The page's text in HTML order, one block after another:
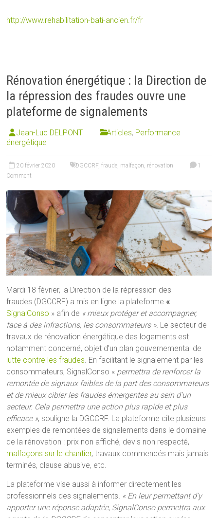
http://www.rehabilitation-bati-ancien.fr/fr
Rénovation énergétique : la Direction de
la répression des fraudes ouvre une
plateforme de signalements
Jean-Luc DELPONT Articles, Performance
énergétique
20 février 2020 DGCCRF,fraude malfaçon rénovation
1
Comment
Mardi 18 février, la Direction de la répression des
fraudes (DGCCRF) a mis en ligne la plateforme «
SignalConso » afin de « mieux protéger et accompagner,
face à des infractions, les consommateurs ». Le secteur de
travaux de rénovation énergétique des logements est
notamment concerné, objet d’un plan gouvernemental de
lutte contre les fraudes. En facilitant le signalement par les
consommateurs, SignalConso « permettra de renforcer la
remontée de signaux faibles de la part des consommateurs
et de mieux cibler les fraudes émergentes au sein d’un
secteur. Cela permettra une action plus rapide et plus
efficace », souligne la DGCCRF. La plateforme cite plusieurs
exemples de remontées de signalements dans le domaine
de la rénovation : prix non affiché, devis non respecté,
malfaçons sur le chantier, travaux commencés mais jamais
terminés, clause abusive, etc.
La plateforme vise aussi à informer directement les
professionnels des signalements. « En leur permettant d’y
apporter une réponse adaptée, SignalConso permettra aux